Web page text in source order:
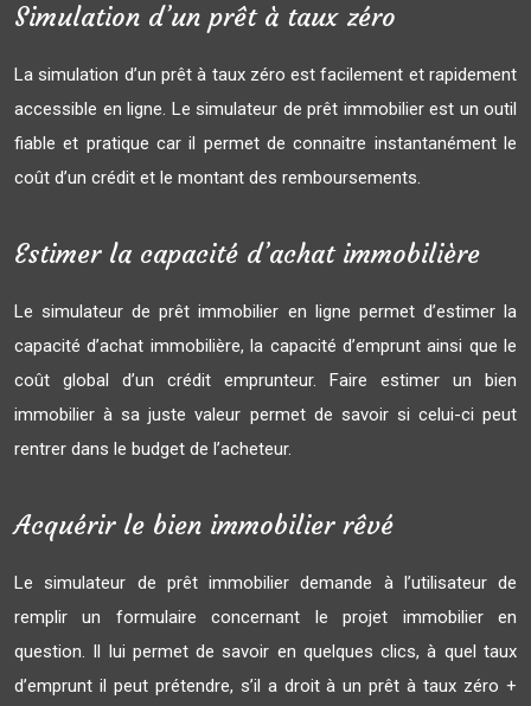
Simulation d’un prêt à taux zéro
La simulation d’un prêt à taux zéro est facilement et rapidement
accessible en ligne. Le simulateur de prêt immobilier est un outil
fiable et pratique car il permet de connaitre instantanément le
coût d’un crédit et le montant des remboursements.
Estimer la capacité d’achat immobilière
Le simulateur de prêt immobilier en ligne permet d’estimer la
capacité d’achat immobilière, la capacité d’emprunt ainsi que le
coût global d’un crédit emprunteur. Faire estimer un bien
immobilier à sa juste valeur permet de savoir si celui-ci peut
rentrer dans le budget de l’acheteur.
Acquérir le bien immobilier rêvé
Le simulateur de prêt immobilier demande à l’utilisateur de
remplir un formulaire concernant le projet immobilier en
question. Il lui permet de savoir en quelques clics, à quel taux
d’emprunt il peut prétendre, s’il a droit à un prêt à taux zéro +